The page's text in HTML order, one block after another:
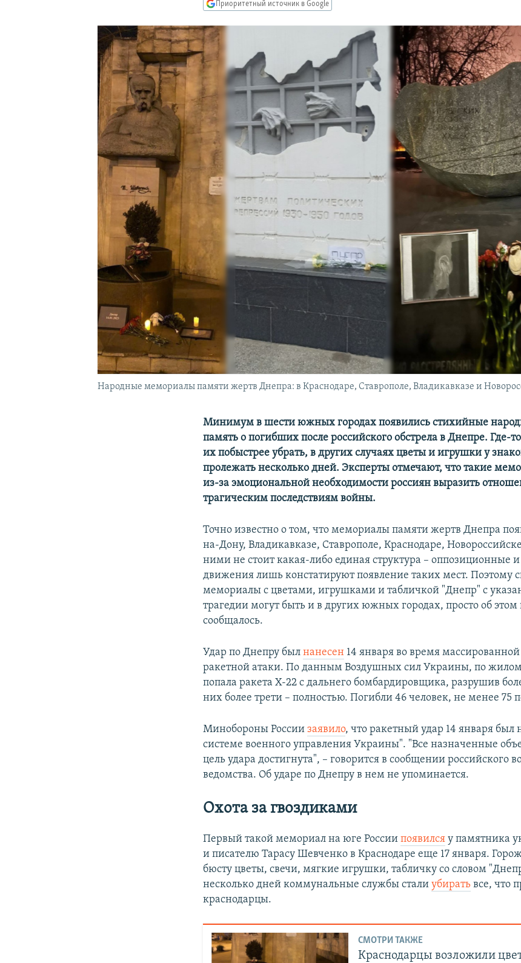
ПОДПИШИТЕСЬ НА РАССЫЛКУ
Приоритетный источник в Google
Народные мемориалы памяти жертв Днепра: в Краснодаре, Ставрополе, Владикавказе и
Минимум в шести южных городах появились стихийные
память о погибших после российского обстрела в Днепре. Где-
их побыстрее убрать, в других случаях цветы и игрушки у
пролежать несколько дней. Эксперты отмечают, что такие
из-за эмоциональной необходимости россиян выразить
трагическим последствиям войны.
Точно известно о том, что мемориалы памяти жертв Днепра
на-Дону, Владикавказе, Ставрополе, Краснодаре,
ними не стоит какая-либо единая структура – оппозиционные
движения лишь констатируют появление таких мест. Поэтому
мемориалы с цветами, игрушками и табличкой "Днепр" с
трагедии могут быть и в других южных городах, просто об этом
сообщалось.
Удар по Днепру былнанесен 14 января во время
ракетной атаки. По данным Воздушных сил Украины, по
попала ракета Х-22 с дальнего бомбардировщика, разрушив
них более трети – полностью. Погибли 46 человек, не менее 75
Минобороны Россиизаявило, что ракетный удар 14 января был
системе военного управления Украины". "Все назначенные
цель удара достигнута", – говорится в сообщении российского
ведомства. Об ударе по Днепру в нем не упоминается.
Охота за гвоздиками
Первый такой мемориал на юге Россиипоявился у памятника
и писателю Тарасу Шевченко в Краснодаре еще 17 января.
бюсту цветы, свечи, мягкие игрушки, табличку со словом
несколько дней коммунальные службы сталиубирать все, что
краснодарцы.
СМОТРИ ТАКЖЕ
Краснодарцы возложили